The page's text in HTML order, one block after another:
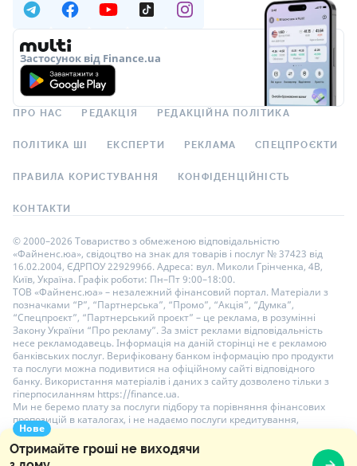
Нове
Отримайте гроші не виходячи
Застосунок від Finance.ua
ПРО НАС РЕДАКЦІЯ РЕДАКЦІЙНА ПОЛІТИКА
ПОЛІТИКА ШІ ЕКСПЕРТИ РЕКЛАМА СПЕЦПРОЄКТИ
ПРАВИЛА КОРИСТУВАННЯ КОНФІДЕНЦІЙНІСТЬ
КОНТАКТИ
© 2000–2026 Товариство з обмеженою відповідальністю
«Файненс.юа», свідоцтво на знак для товарів і послуг № 37423 від
16.02.2004, ЄДРПОУ 22929966. Адреса: вул. Миколи Грінченка, 4В,
Київ, Україна. Графік роботи: Пн–Пт 9:00–18:00.
ТОВ «Файненс.юа» – незалежний фінансовий портал. Матеріали з
позначками “Р”, “Партнерська”, “Промо”, “Акція”, “Думка”,
“Спецпроєкт”, “Партнерський проєкт” – це реклама, в розумінні
Закону України “Про рекламу”. За зміст реклами відповідальність
несе рекламодавець. Інформація на даній сторінці не є рекламою
банківських послуг. Верифіковану банком інформацію про продукти
та послуги можна подивитися на офіційному сайті відповідного
банку. Використання матеріалів і даних з сайту дозволено тільки з
гіперпосиланням https://finance.ua.
Ми не беремо плату за послуги підбору та порівняння фінансових
пропозицій в каталогах, і не надаємо послуги кредитування,
розміщення депозитів і страхування. Ваші особисті дані на сайті
захищені шифруванням AES-256.